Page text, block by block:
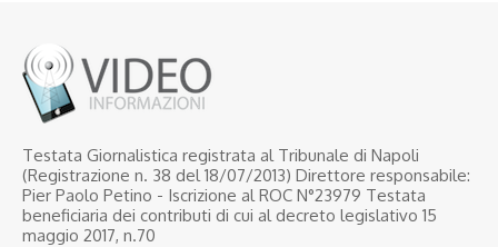
Testata Giornalistica registrata al Tribunale di Napoli
(Registrazione n. 38 del 18/07/2013) Direttore responsabile:
Pier Paolo Petino - Iscrizione al ROC N°23979 Testata
beneficiaria dei contributi di cui al decreto legislativo 15
maggio 2017, n.70